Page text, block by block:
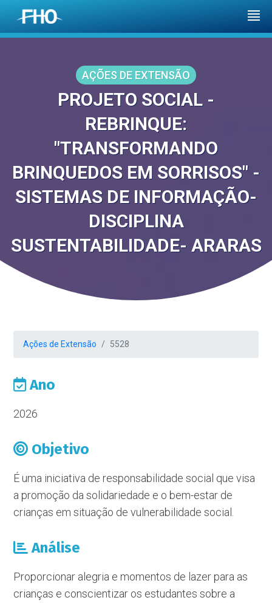
AÇÕES DE EXTENSÃO
PROJETO SOCIAL -
REBRINQUE:
"TRANSFORMANDO
BRINQUEDOS EM SORRISOS" -
SISTEMAS DE INFORMAÇÃO-
DISCIPLINA
SUSTENTABILIDADE- ARARAS
Ações de Extensão 5528
Ano
2026
Objetivo
É uma iniciativa de responsabilidade social que visa
a promoção da solidariedade e o bem-estar de
crianças em situação de vulnerabilidade social.
Análise
Proporcionar alegria e momentos de lazer para as
crianças e conscientizar os estudantes sobre a